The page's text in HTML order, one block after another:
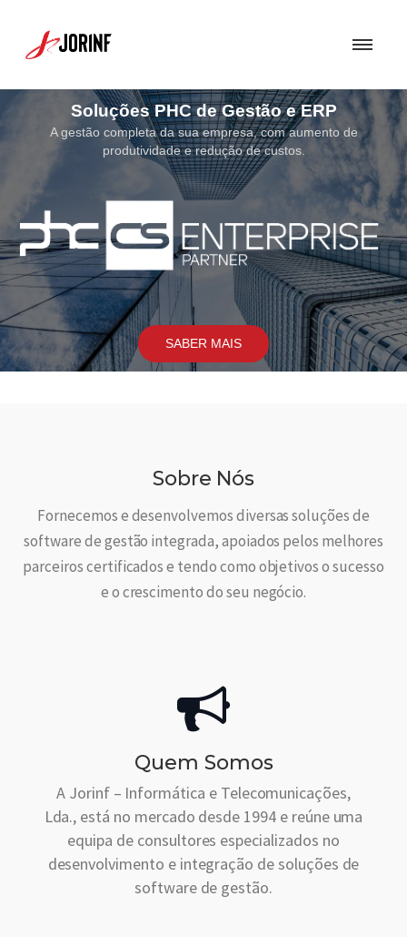
Soluções de Segurança
Uma Solução de Segurança bem concebida torna-se fundamental
assegurar a proteção dos sistemas e soluções por nós
SABER MAIS
Sobre Nós
Fornecemos e desenvolvemos diversas soluções de
software de gestão integrada, apoiados pelos melhores
parceiros certificados e tendo como objetivos o sucesso
e o crescimento do seu negócio.
Quem Somos
A Jorinf – Informática e Telecomunicações,
Lda., está no mercado desde 1994 e reúne uma
equipa de consultores especializados no
desenvolvimento e integração de soluções de
software de gestão.